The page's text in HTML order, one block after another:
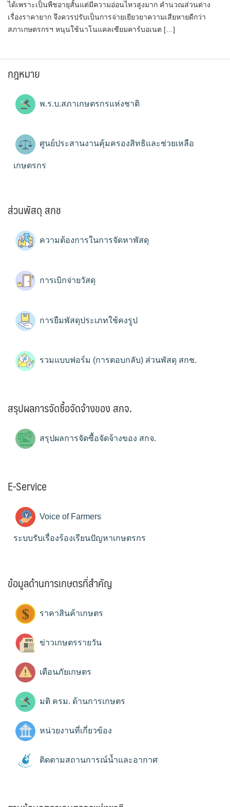
ได้เพราะเป็นพืชอายุสั้นแต่มีความอ่อนไหวสูงมาก คำนวณส่วนต่าง
เรื่องราคายาก จึงควรปรับเป็นการจ่ายเยียวยาความเสียหายดีกว่า
สภาเกษตรกรฯ หนุนใช้นาโนแคลเซียมคาร์บอเนต […]
กฎหมาย
พ.ร.บ.สภาเกษตรกรแห่งชาติ
ศูนย์ประสานงานคุ้มครองสิทธิและช่วยเหลือ
เกษตรกร
ส่วนพัสดุ สกช
ความต้องการในการจัดหาพัสดุ
การเบิกจ่ายวัสดุ
การยืมพัสดุประเภทใช้คงรูป
รวมแบบฟอร์ม (การตอบกลับ) ส่วนพัสดุ สกช.
สรุปผลการจัดซื้อจัดจ้างของ สกจ.
สรุปผลการจัดซื้อจัดจ้างของ สกจ.
E-Service
Voice of Farmers
ระบบรับเรื่องร้องเรียนปัญหาเกษตรกร
ข้อมูลด้านการเกษตรที่สำคัญ
ราคาสินค้าเกษตร
ข่าวเกษตรรายวัน
เตือนภัยเกษตร
มติ ครม. ด้านการเกษตร
หน่วยงานที่เกี่ยวข้อง
ติดตามสถานการณ์น้ำและอากาศ